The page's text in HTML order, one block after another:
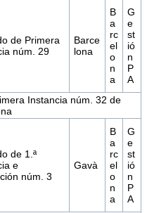
de Primera
núm. 29
Barce
lona
B
a
rc
el
o
n
a
G
e
st
ió
n
P
A
Instancia núm. 32 de
de 1.ª
e
núm. 3
Gavà
B
a
rc
el
o
n
a
G
e
st
ió
n
P
A